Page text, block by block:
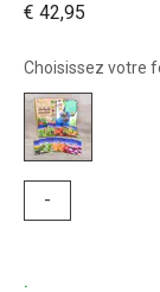
€ 42,95
Choisissez votre
-
.